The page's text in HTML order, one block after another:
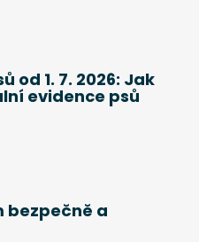
od 1. 7. 2026: Jak
evidence psů
bezpečně a